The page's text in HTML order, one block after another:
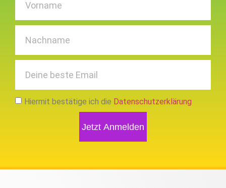
Hiermit bestätige ich die Datenschutzerklärung
Jetzt Anmelden